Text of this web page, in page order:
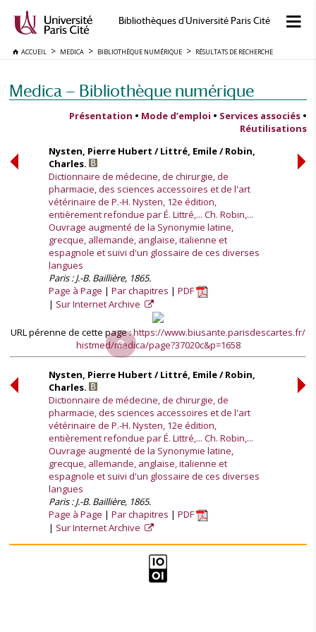
Bibliothèques d'Université Paris Cité
ACCUEIL MEDICA BIBLIOTHÈQUE NUMÉRIQUE RÉSULTATS DE RECHERCHE
Medica — Bibliothèque numérique
Présentation • Mode d’emploi • Services associés •
Réutilisations
Nysten, Pierre Hubert / Littré, Emile / Robin,
Charles.
Dictionnaire de médecine, de chirurgie, de
pharmacie, des sciences accessoires et de l'art
vétérinaire de P.-H. Nysten, 12e édition,
entièrement refondue par É. Littré,... Ch. Robin,...
Ouvrage augmenté de la Synonymie latine,
grecque, allemande, anglaise, italienne et
espagnole et suivi d'un glossaire de ces diverses
langues
Paris : J.-B. Baillière, 1865.
Page à Page
Par chapitres
PDF
Sur Internet Archive
URL pérenne de cette page :https://www.biusante.parisdescartes.fr/
histmed/medica/page?37020c&p=1658
Nysten, Pierre Hubert / Littré, Emile / Robin,
Charles.
Dictionnaire de médecine, de chirurgie, de
pharmacie, des sciences accessoires et de l'art
vétérinaire de P.-H. Nysten, 12e édition,
entièrement refondue par É. Littré,... Ch. Robin,...
Ouvrage augmenté de la Synonymie latine,
grecque, allemande, anglaise, italienne et
espagnole et suivi d'un glossaire de ces diverses
langues
Paris : J.-B. Baillière, 1865.
Page à Page
Par chapitres
PDF
Sur Internet Archive